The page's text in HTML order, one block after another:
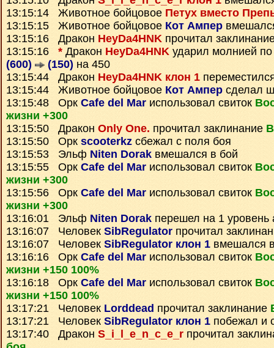
13:15:14 Животное бойцовое Петух вместо
13:15:15 Животное бойцовое Кот Ампер
13:15:16 Дракон HeyDa4HNK прочитал
13:15:16 * Дракон HeyDa4HNK ударил молнией
(600)
(150) на 450
13:15:44 Дракон HeyDa4HNK клон 1
13:15:44 Животное бойцовое Кот Ампер сделал
13:15:48 Орк Cafe del Mar использовал свиток
жизни +300
13:15:50 Дракон Only One. прочитал заклинание
13:15:50 Орк scooterkz сбежал с поля боя
13:15:53 Эльф Niten Dorak вмешался в бой
13:15:55 Орк Cafe del Mar использовал свиток
жизни +300
13:15:56 Орк Cafe del Mar использовал свиток
жизни +300
13:16:01 Эльф Niten Dorak перешел на 1 уровень
13:16:07 Человек SibRegulator прочитал
13:16:07 Человек SibRegulator клон 1 вмешался
13:16:16 Орк Cafe del Mar использовал свиток
жизни +150 100%
13:16:18 Орк Cafe del Mar использовал свиток
жизни +150 100%
13:17:21 Человек Lorddead прочитал заклинание
13:17:21 Человек SibRegulator клон 1 побежал и
13:17:40 Дракон S_i_l_e_n_c_e_r прочитал